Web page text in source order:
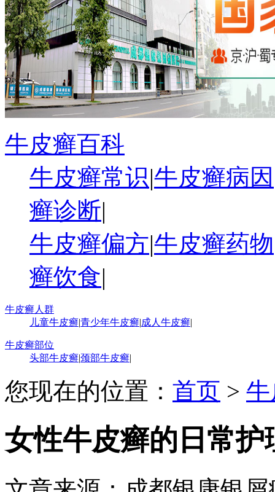
牛皮癣百科
牛皮癣常识|牛皮癣病因
癣诊断|
牛皮癣偏方|牛皮癣药物
癣饮食|
牛皮癣人群
儿童牛皮癣|青少年牛皮癣|成人牛皮癣|
牛皮癣部位
头部牛皮癣|颈部牛皮癣|
您现在的位置： 首页 >
女性牛皮癣的日常护